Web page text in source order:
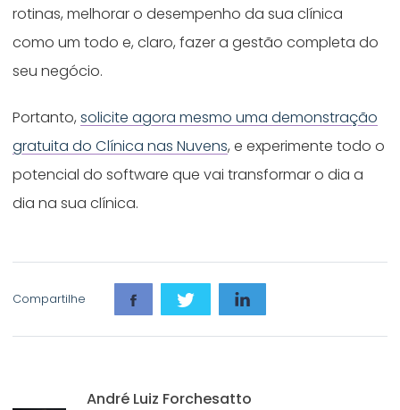
rotinas, melhorar o desempenho da sua clínica
como um todo e, claro, fazer a gestão completa do
seu negócio.
Portanto,solicite agora mesmo uma demonstração
gratuita do Clínica nas Nuvens, e experimente todo o
potencial do software que vai transformar o dia a
dia na sua clínica.
Compartilhe
André Luiz Forchesatto